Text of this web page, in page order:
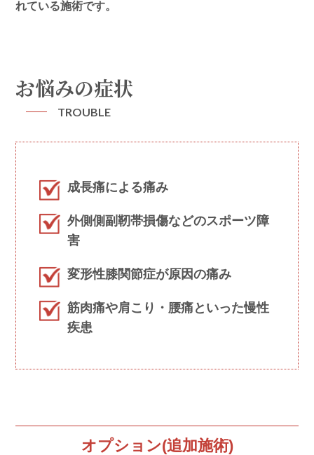
れている施術です。
お悩みの症状
TROUBLE
成長痛による痛み
外側側副靭帯損傷などのスポーツ障
害
変形性膝関節症が原因の痛み
筋肉痛や肩こり・腰痛といった慢性
疾患
オプション(追加施術)